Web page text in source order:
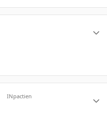
INpactien